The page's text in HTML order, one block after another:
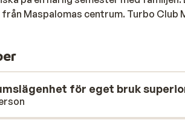
Maspalomas centrum. Turbo Club
alla utrustade med pentry och
du kan koppla av i lugn och ro. För
och hotellets
under semestern. Den fina
på Turbo Club Maspalomas är
i priset. Omgivningarna I
för eget bruk